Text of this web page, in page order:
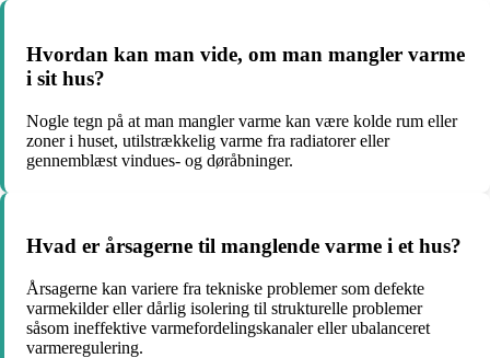
Hvordan kan man vide, om man mangler varme
i sit hus?
Nogle tegn på at man mangler varme kan være kolde rum eller
zoner i huset, utilstrækkelig varme fra radiatorer eller
gennemblæst vindues- og døråbninger.
Hvad er årsagerne til manglende varme i et hus?
Årsagerne kan variere fra tekniske problemer som defekte
varmekilder eller dårlig isolering til strukturelle problemer
såsom ineffektive varmefordelingskanaler eller ubalanceret
varmeregulering.